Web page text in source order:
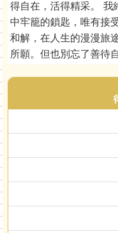
得自在，活得精采。 我
中牢籠的鎖匙，唯有接
和解，在人生的漫漫旅
所願。但也別忘了善待